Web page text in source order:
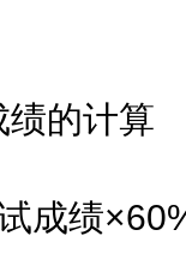
的计算
绩